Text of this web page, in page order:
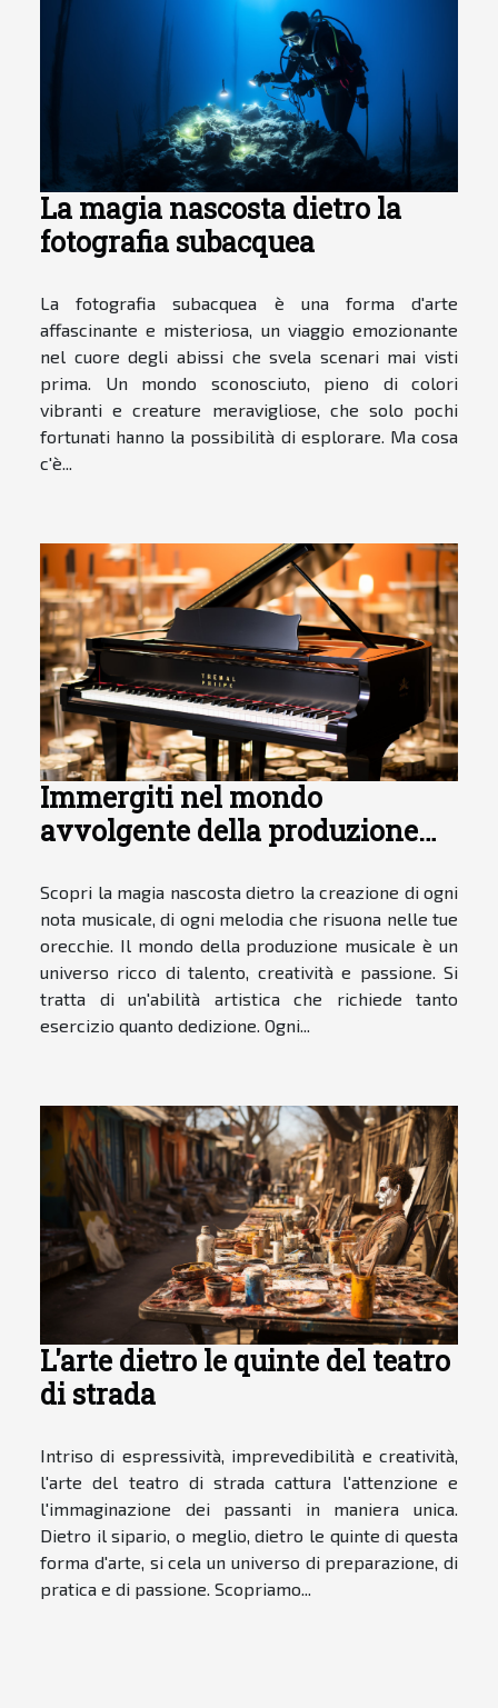
La magia nascosta dietro la
fotografia subacquea
La fotografia subacquea è una forma d'arte
affascinante e misteriosa, un viaggio emozionante
nel cuore degli abissi che svela scenari mai visti
prima. Un mondo sconosciuto, pieno di colori
vibranti e creature meravigliose, che solo pochi
fortunati hanno la possibilità di esplorare. Ma cosa
c'è...
Immergiti nel mondo
avvolgente della produzione
Scopri la magia nascosta dietro la creazione di ogni
nota musicale, di ogni melodia che risuona nelle tue
orecchie. Il mondo della produzione musicale è un
universo ricco di talento, creatività e passione. Si
tratta di un'abilità artistica che richiede tanto
esercizio quanto dedizione. Ogni...
L'arte dietro le quinte del teatro
di strada
Intriso di espressività, imprevedibilità e creatività,
l'arte del teatro di strada cattura l'attenzione e
l'immaginazione dei passanti in maniera unica.
Dietro il sipario, o meglio, dietro le quinte di questa
forma d'arte, si cela un universo di preparazione, di
pratica e di passione. Scopriamo...